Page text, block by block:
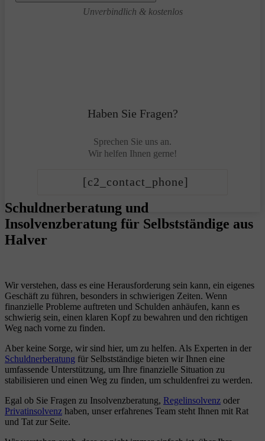
Unverbindlich & kostenlos
Haben Sie Fragen?
Sprechen Sie uns an.
Wir helfen Ihnen gerne!
[c2_contact_phone]
Schuldnerberatung und
Insolvenzberatung für Selbstständige aus
Halver
Wir verstehen, dass es eine Herausforderung sein kann, ein eigenes
Geschäft zu führen, besonders in schwierigen Zeiten. Wenn
finanzielle Probleme auftreten und Schulden anhäufen, kann es
schwierig sein, einen klaren Kopf zu bewahren und den richtigen
Weg nach vorne zu finden.
Aber keine Sorge, wir sind hier, um zu helfen. Als Experten in der
Schuldnerberatung für Selbstständige bieten wir Ihnen eine
umfassende Unterstützung, um Ihre finanzielle Situation zu
stabilisieren und einen Weg zu finden, um schuldenfrei zu werden.
Egal ob Sie Fragen zu Insolvenzberatung, Regelinsolvenz oder
Privatinsolvenz haben, unser erfahrenes Team steht Ihnen mit Rat
und Tat zur Seite.